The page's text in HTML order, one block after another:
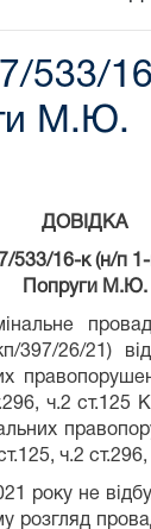
533/
М.Ю.
ДОВІДКА
16-к (н/п
Попруги М.Ю.
26/21)
ч.2
ч.2
року не
розгляд